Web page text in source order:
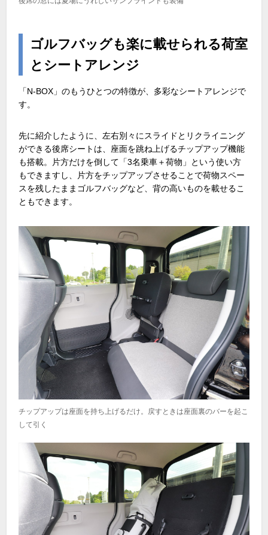
ゴルフバッグも楽に載せられる荷室
とシートアレンジ
「N-BOX 」のもうひとつの特徴が、多彩なシートアレンジで
す。
先に紹介したように、左右別々にスライドとリクライニング
ができる後席シートは、座面を跳ね上げるチップアップ機能
も搭載。片方だけを倒して「3名乗車＋荷物」という使い方
もできますし、片方をチップアップさせることで荷物スペー
スを残したままゴルフバッグなど、背の高いものを載せるこ
ともできます。
チップアップは座面を持ち上げるだけ。戻すときは座面裏のバーを起こ
して引く